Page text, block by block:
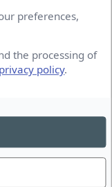
française à
mondiale,
haut-de-gamme
voire rentable,
ambitieuses, y
sans pour autant
Des résultats
preferences,
the processing of
privacy policy.